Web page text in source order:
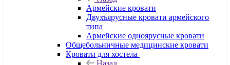
Армейские кровати
Двухъярусные кровати армейского
типа
Армейские одноярусные кровати
Общебольничные медицинские кровати
Кровати для хостела
Назад